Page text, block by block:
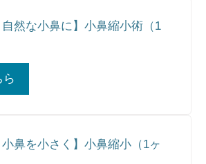
自然な小鼻に】小鼻縮小術（1
ら
小鼻を小さく】小鼻縮小（1ヶ